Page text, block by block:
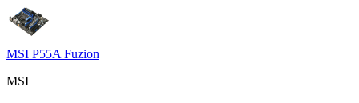
MSI P55A Fuzion
MSI